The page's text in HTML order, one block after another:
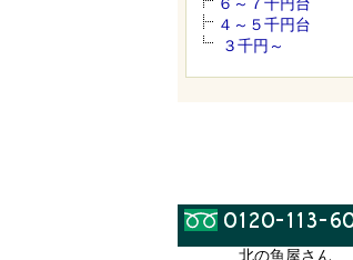
４～５千円台
３千円～
北の魚屋さん